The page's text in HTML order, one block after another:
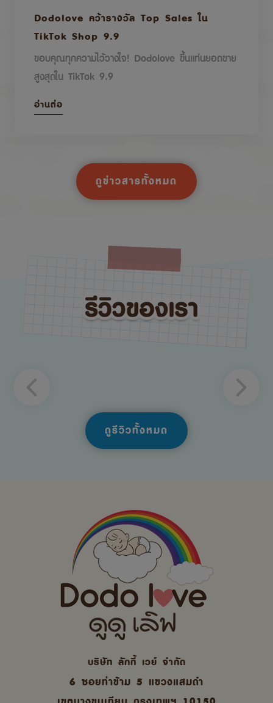
Dodolove คว้ารางวัล Top Sales ใน
TikTok Shop 9.9
ขอบคุณทุกความไว้วางใจ! Dodolove ขึ้นแท่นยอดขาย
สูงสุดใน TikTok 9.9
อ่านต่อ
ดูข่าวสารทั้งหมด
ดูรีวิวทั้งหมด
บริษัท ลักกี้ เวย์ จํากัด
6 ซอยท่าข้าม 5 แขวงแสมดำ